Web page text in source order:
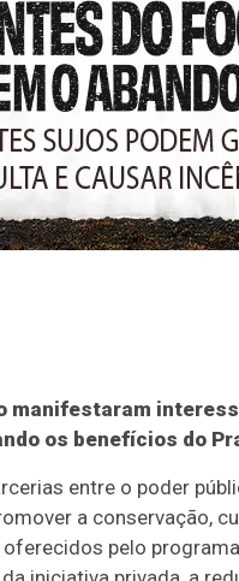
manifestaram
os benefícios do
entre o poder
a conservação,
pelo